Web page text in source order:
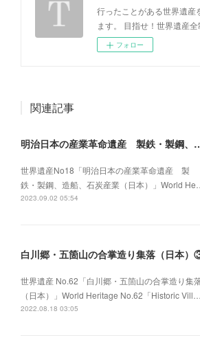
行ったことがある世界遺産
ます。 目指せ！世界遺産全
フォロー
関連記事
明治日本の産業革命遺産
世界遺産No18「明治日本の産業革命遺産 製
鉄・製鋼、造船、石炭産業（日本）」World He…
2023.09.02 05:54
白川郷・五箇山の合掌造り集落（日本
世界遺産 No.62「白川郷・五箇山の合掌造り集
（日本）」World Heritage No.62「Historic Vill…
2022.08.18 03:05